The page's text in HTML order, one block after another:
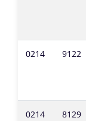
0214 9122
0214 8129